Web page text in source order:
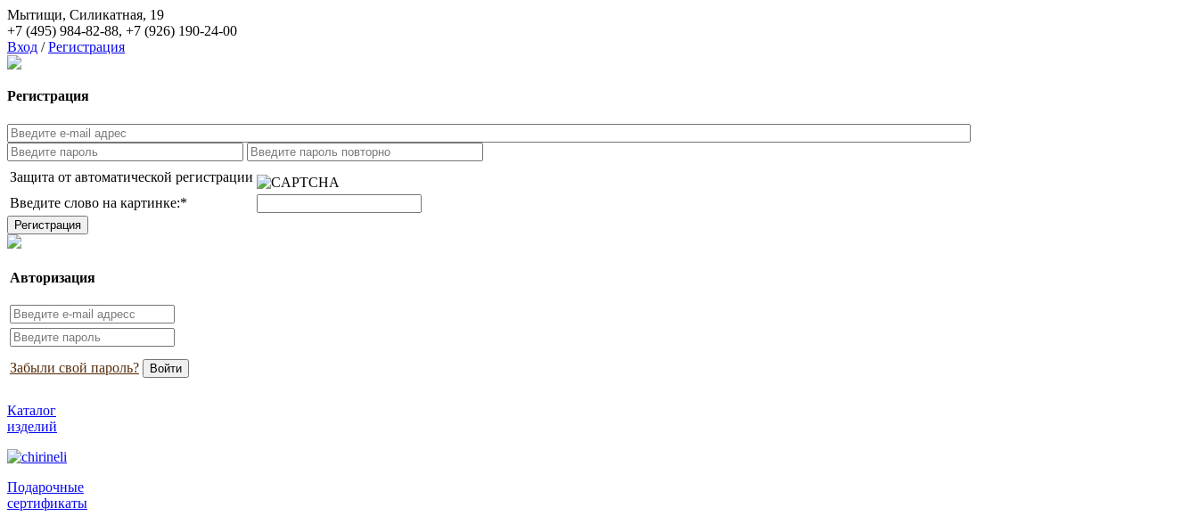
Мытищи, Силикатная, 19
+7 (495) 984-82-88, +7 (926) 190-24-00
Вход / Регистрация
Регистрация
Защита от автоматической регистрации
Введите слово на картинке:*
Авторизация
Забыли свой пароль?
Каталог
изделий
Подарочные
сертификаты